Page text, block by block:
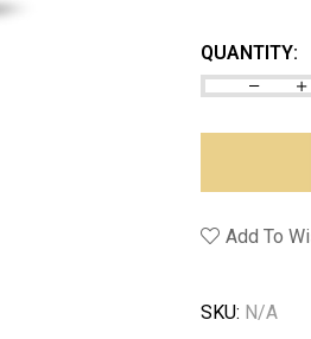
QUANTITY:
Add To
SKU: N/A